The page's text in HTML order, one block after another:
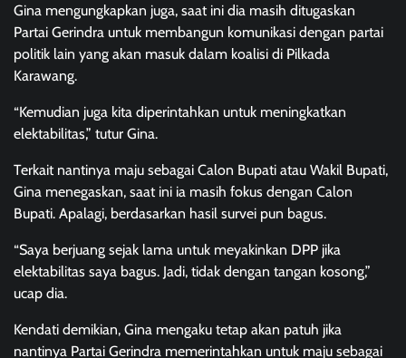
Gina mengungkapkan juga, saat ini dia masih ditugaskan
Partai Gerindra untuk membangun komunikasi dengan partai
politik lain yang akan masuk dalam koalisi di Pilkada
Karawang.
“Kemudian juga kita diperintahkan untuk meningkatkan
elektabilitas,” tutur Gina.
Terkait nantinya maju sebagai Calon Bupati atau Wakil Bupati,
Gina menegaskan, saat ini ia masih fokus dengan Calon
Bupati. Apalagi, berdasarkan hasil survei pun bagus.
“Saya berjuang sejak lama untuk meyakinkan DPP jika
elektabilitas saya bagus. Jadi, tidak dengan tangan kosong,”
ucap dia.
Kendati demikian, Gina mengaku tetap akan patuh jika
nantinya Partai Gerindra memerintahkan untuk maju sebagai